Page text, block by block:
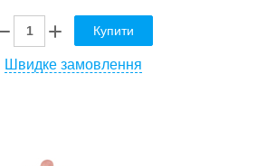
Купити
Швидке замовлення